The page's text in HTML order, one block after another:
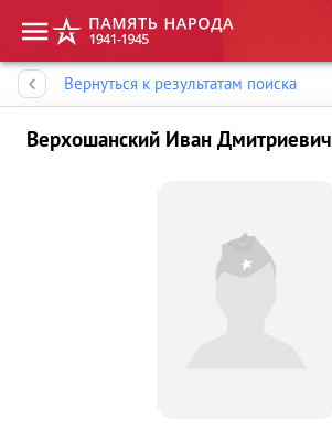
Вернуться к результатам поиска
Верхошанский Иван Дмитриевич
Память народа